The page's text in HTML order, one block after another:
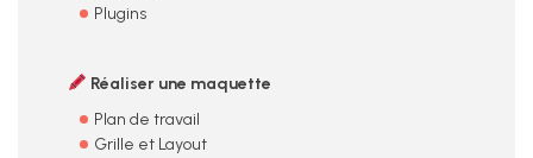
Plugins
Réaliser une maquette
Plan de travail
Grille et Layout